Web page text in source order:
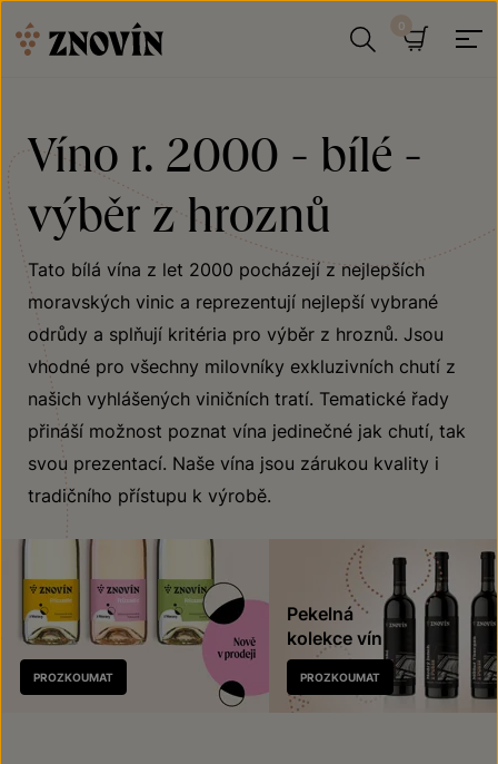
Víno r. 2000 - bílé -
výběr z hroznů
Tato bílá vína z let 2000 pocházejí z nejlepších
moravských vinic a reprezentují nejlepší vybrané
odrůdy a splňují kritéria pro výběr z hroznů. Jsou
vhodné pro všechny milovníky exkluzivních chutí z
našich vyhlášených viničních tratí. Tematické řady
přináší možnost poznat vína jedinečné jak chutí, tak
svou prezentací. Naše vína jsou zárukou kvality i
tradičního přístupu k výrobě.
Nově
v prodeji
PROZKOUMAT
Pekelná
kolekce vín
PROZKOUMAT